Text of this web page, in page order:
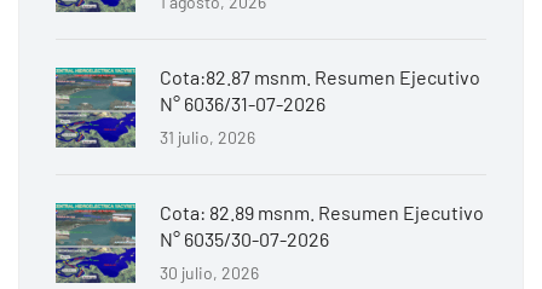
Cota:82.87 msnm. Resumen Ejecutivo
N° 6036/31-07-2026
31 julio, 2026
Cota: 82.89 msnm. Resumen Ejecutivo
N° 6035/30-07-2026
30 julio, 2026